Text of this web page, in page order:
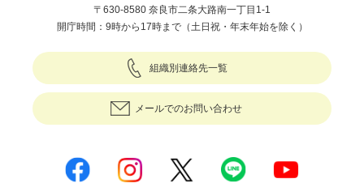
〒630-8580 奈良市二条大路南一丁目1-1
開庁時間：9時から17時まで（土日祝・年末年始を除く）
組織別連絡先一覧
メールでのお問い合わせ